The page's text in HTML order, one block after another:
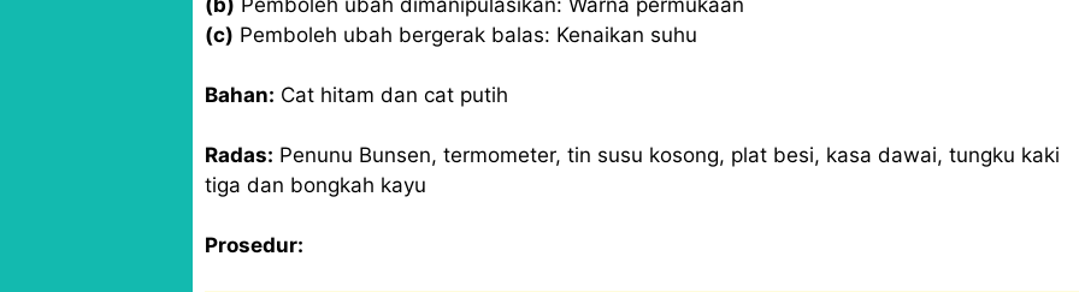
(b) Pemboleh ubah dimanipulasikan: Warna permukaan
(c) Pemboleh ubah bergerak balas: Kenaikan suhu
Bahan: Cat hitam dan cat putih
Radas: Penunu Bunsen, termometer, tin susu kosong, plat besi, kasa dawai, tungku kaki
tiga dan bongkah kayu
Prosedur: